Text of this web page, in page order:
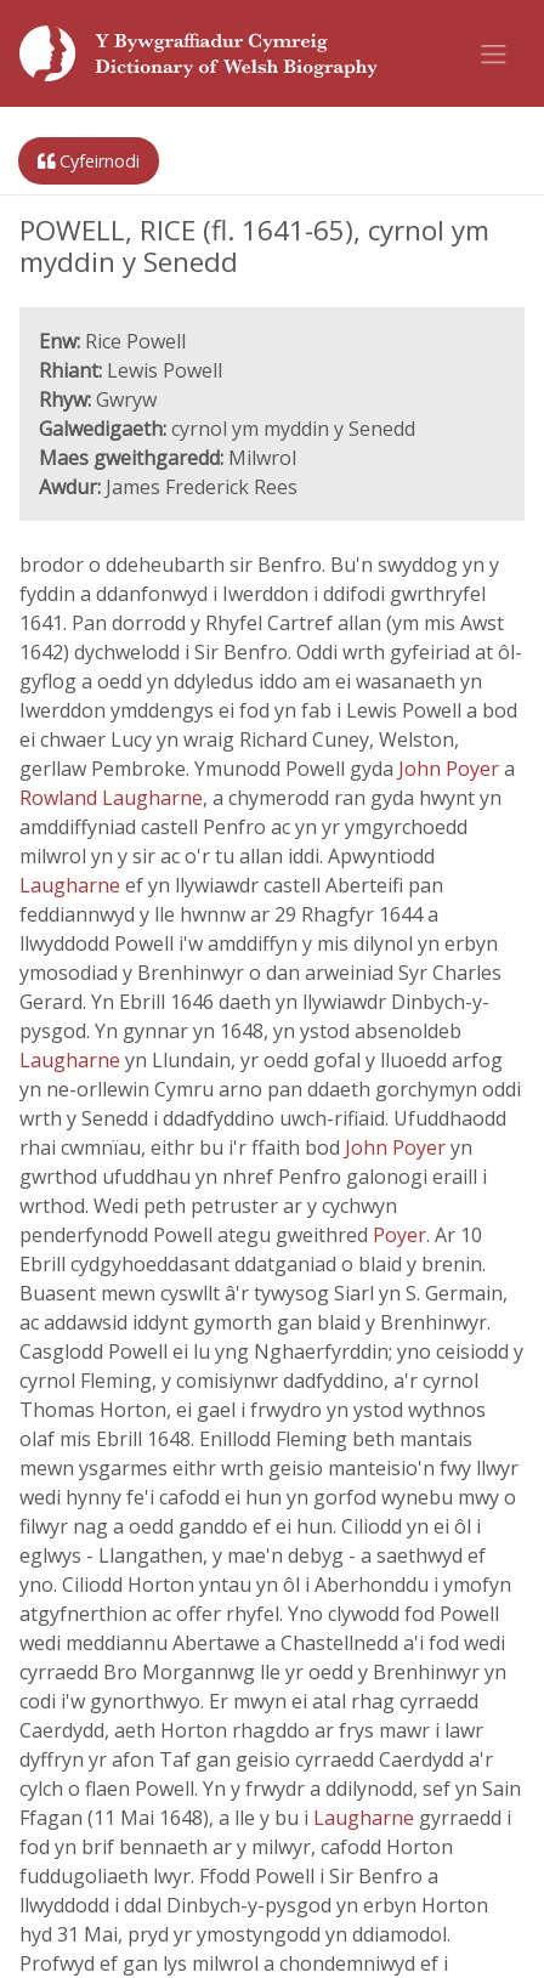
Cyfeirnodi
POWELL, RICE (fl. 1641-65), cyrnol ym
myddin y Senedd
Enw: Rice Powell
Rhiant: Lewis Powell
Rhyw:Gwryw
Galwedigaeth:cyrnol ym myddin y Senedd
Maes gweithgaredd: Milwrol
Awdur: James Frederick Rees
brodor o ddeheubarth sir Benfro. Bu'n swyddog yn y
fyddin a ddanfonwyd i Iwerddon i ddifodi gwrthryfel
1641. Pan dorrodd y Rhyfel Cartref allan (ym mis Awst
1642) dychwelodd i Sir Benfro. Oddi wrth gyfeiriad at ôl-
gyflog a oedd yn ddyledus iddo am ei wasanaeth yn
Iwerddon ymddengys ei fod yn fab i Lewis Powell a bod
ei chwaer Lucy yn wraig Richard Cuney, Welston,
gerllaw Pembroke. Ymunodd Powell gyda John Poyera
Rowland Laugharne, a chymerodd ran gyda hwynt yn
amddiffyniad castell Penfro ac yn yr ymgyrchoedd
milwrol yn y sir ac o'r tu allan iddi. Apwyntiodd
Laugharne ef yn llywiawdr castell Aberteifi pan
feddiannwyd y lle hwnnw ar 29 Rhagfyr 1644 a
llwyddodd Powell i'w amddiffyn y mis dilynol yn erbyn
ymosodiad y Brenhinwyr o dan arweiniad Syr Charles
Gerard. Yn Ebrill 1646 daeth yn llywiawdr Dinbych-y-
pysgod. Yn gynnar yn 1648, yn ystod absenoldeb
Laugharne yn Llundain, yr oedd gofal y lluoedd arfog
yn ne-orllewin Cymru arno pan ddaeth gorchymyn oddi
wrth y Senedd i ddadfyddino uwch-rifiaid. Ufuddhaodd
rhai cwmnïau, eithr bu i'r ffaith bod John Poyeryn
gwrthod ufuddhau yn nhref Penfro galonogi eraill i
wrthod. Wedi peth petruster ar y cychwyn
penderfynodd Powell ategu gweithred Poyer. Ar 10
Ebrill cydgyhoeddasant ddatganiad o blaid y brenin.
Buasent mewn cyswllt â'r tywysog Siarl yn S. Germain,
ac addawsid iddynt gymorth gan blaid y Brenhinwyr.
Casglodd Powell ei lu yng Nghaerfyrddin; yno ceisiodd y
cyrnol Fleming, y comisiynwr dadfyddino, a'r cyrnol
Thomas Horton, ei gael i frwydro yn ystod wythnos
olaf mis Ebrill 1648. Enillodd Fleming beth mantais
mewn ysgarmes eithr wrth geisio manteisio'n fwy llwyr
wedi hynny fe'i cafodd ei hun yn gorfod wynebu mwy o
filwyr nag a oedd ganddo ef ei hun. Ciliodd yn ei ôl i
eglwys - Llangathen, y mae'n debyg - a saethwyd ef
yno. Ciliodd Horton yntau yn ôl i Aberhonddu i ymofyn
atgyfnerthion ac offer rhyfel. Yno clywodd fod Powell
wedi meddiannu Abertawe a Chastellnedd a'i fod wedi
cyrraedd Bro Morgannwg lle yr oedd y Brenhinwyr yn
codi i'w gynorthwyo. Er mwyn ei atal rhag cyrraedd
Caerdydd, aeth Horton rhagddo ar frys mawr i lawr
dyffryn yr afon Taf gan geisio cyrraedd Caerdydd a'r
cylch o flaen Powell. Yn y frwydr a ddilynodd, sef yn Sain
Ffagan (11 Mai 1648), a lle y bu i Laugharne gyrraedd i
fod yn brif bennaeth ar y milwyr, cafodd Horton
fuddugoliaeth lwyr. Ffodd Powell i Sir Benfro a
llwyddodd i ddal Dinbych-y-pysgod yn erbyn Horton
hyd 31 Mai, pryd yr ymostyngodd yn ddiamodol.
Profwyd ef gan lys milwrol a chondemniwyd ef i